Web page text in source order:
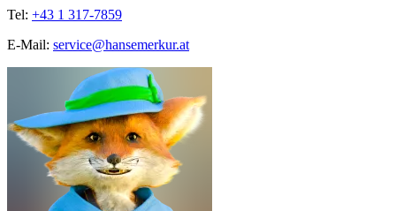
Tel: +43 1 317-7859
E-Mail: service@hansemerkur.at